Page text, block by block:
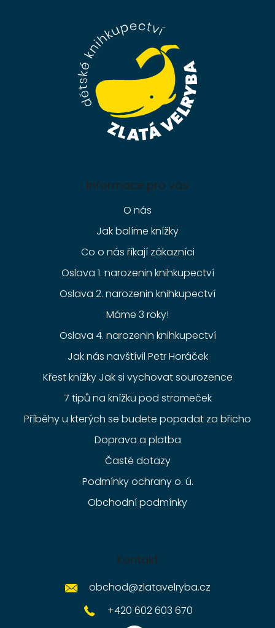
Informace pro vás
O nás
Jak balíme knížky
Co o nás říkají zákazníci
Oslava 1. narozenin knihkupectví
Oslava 2. narozenin knihkupectví
Máme 3 roky!
Oslava 4. narozenin knihkupectví
Jak nás navštívil Petr Horáček
Křest knížky Jak si vychovat sourozence
7 tipů na knížku pod stromeček
Příběhy u kterých se budete popadat za břicho
Doprava a platba
Časté dotazy
Podmínky ochrany o. ú.
Obchodní podmínky
Kontakt
obchod@zlatavelryba.cz
+420 602 603 670